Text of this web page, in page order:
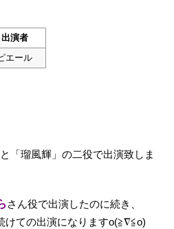
出演者
エール
「瑠風輝」の二役で出演致しま
さん役で出演したのに続き、
けての出演になりますo(≧∇≦o)